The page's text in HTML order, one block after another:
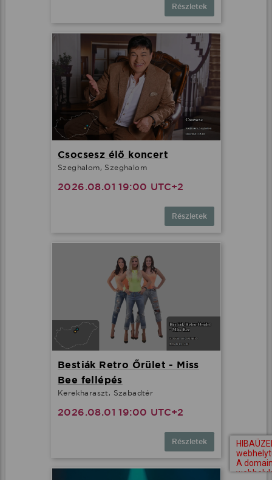
Részletek
Csocsesz élő koncert
Szeghalom, Szeghalom
2026.08.01 19:00 UTC+2
Részletek
Bestiák Retro Őrület - Miss
Bee fellépés
Kerekharaszt, Szabadtér
2026.08.01 19:00 UTC+2
Részletek